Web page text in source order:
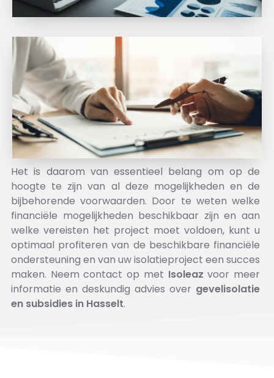
Het is daarom van essentieel belang om op de
hoogte te zijn van al deze mogelijkheden en de
bijbehorende voorwaarden. Door te weten welke
financiële mogelijkheden beschikbaar zijn en aan
welke vereisten het project moet voldoen, kunt u
optimaal profiteren van de beschikbare financiële
ondersteuning en van uw isolatieproject een succes
maken. Neem contact op met Isoleaz voor meer
informatie en deskundig advies over gevelisolatie
en subsidies in Hasselt.